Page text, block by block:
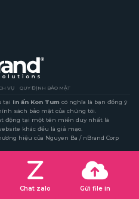
VỤ QUY ĐỊNH BẢO MẬT
tại In ấn Kon Tum có nghĩa là bạn đồng ý
sách bảo mật của chúng tôi.
động tại một tên miền duy nhất là
khác đều là giả mạo.
hiệu của Nguyen Ba / nBrand Corp
Chat zalo Gửi file in